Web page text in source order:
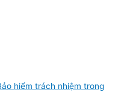
hiểm trách nhiệm trong